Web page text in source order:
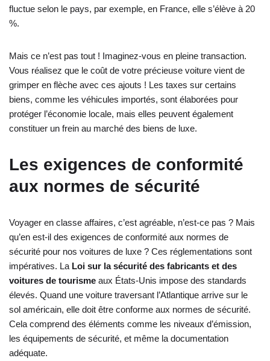
fluctue selon le pays, par exemple, en France, elle s’élève à 20
%.
Mais ce n’est pas tout ! Imaginez-vous en pleine transaction.
Vous réalisez que le coût de votre précieuse voiture vient de
grimper en flèche avec ces ajouts ! Les taxes sur certains
biens, comme les véhicules importés, sont élaborées pour
protéger l’économie locale, mais elles peuvent également
constituer un frein au marché des biens de luxe.
Les exigences de conformité
aux normes de sécurité
Voyager en classe affaires, c’est agréable, n’est-ce pas ? Mais
qu’en est-il des exigences de conformité aux normes de
sécurité pour nos voitures de luxe ? Ces réglementations sont
impératives. La Loi sur la sécurité des fabricants et des
voitures de tourisme aux États-Unis impose des standards
élevés. Quand une voiture traversant l’Atlantique arrive sur le
sol américain, elle doit être conforme aux normes de sécurité.
Cela comprend des éléments comme les niveaux d’émission,
les équipements de sécurité, et même la documentation
adéquate.